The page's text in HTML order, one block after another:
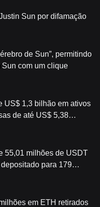
Sun por difamação
de Sun”, permitindo
com um clique
US$ 1,3 bilhão em ativos
de até US$ 5,38
55,01 milhões de USDT
para 179
em ETH retirados